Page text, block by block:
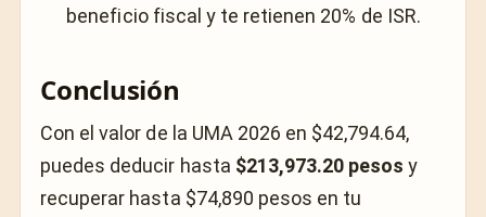
beneficio fiscal y te retienen 20% de ISR.
Conclusión
Con el valor de la UMA 2026 en $42,794.64,
puedes deducir hasta $213,973.20 pesos y
recuperar hasta $74,890 pesos en tu